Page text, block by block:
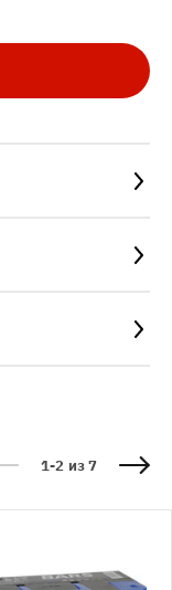
1-2 из 7